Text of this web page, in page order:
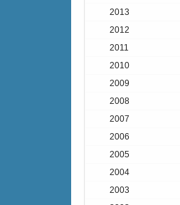
2013
2012
2011
2010
2009
2008
2007
2006
2005
2004
2003